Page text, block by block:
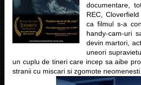
documentare,
REC,
ca filmul s-a
handy-cam-uri
devin martori,
uneori
un cuplu de tineri care incep sa aibe
stranii cu miscari si zgomote neomenesti.